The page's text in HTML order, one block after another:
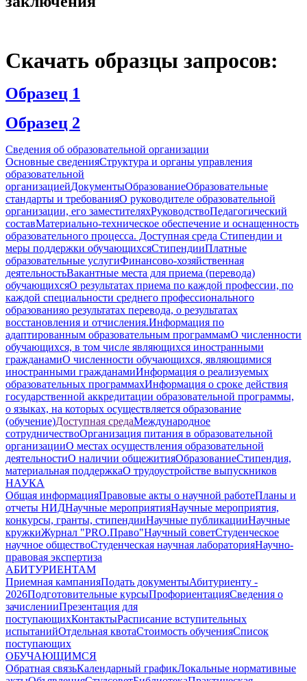
Скачать образцы запросов:
Образец 1
Образец 2
Сведения об образовательной организации
Основные сведенияСтруктура и органы управления
образовательной
организациейДокументыОбразованиеОбразовательные
стандарты и требованияО руководителе образовательной
организации, его заместителяхРуководствоПедагогический
составМатериально-техническое обеспечение и оснащенность
образовательного процесса. Доступная среда Стипендии и
меры поддержки обучающихсяСтипендииПлатные
образовательные услугиФинансово-хозяйственная
деятельностьВакантные места для приема (перевода)
обучающихсяО результатах приема по каждой профессии, по
каждой специальности среднего профессионального
образованияо результатах перевода, о результатах
восстановления и отчисления.Информация по
адаптированным образовательным программамО численности
обучающихся, в том числе являющихся иностранными
гражданамиО численности обучающихся, являющимися
иностранными гражданамиИнформация о реализуемых
образовательных программахИнформация о сроке действия
государственной аккредитации образовательной программы,
о языках, на которых осуществляется образование
(обучение)Доступная средаМеждународное
сотрудничествоОрганизация питания в образовательной
организацииО местах осуществления образовательной
деятельностиО наличии общежитияОбразованиеСтипендия,
материальная поддержкаО трудоустройстве выпускников
НАУКА
Общая информацияПравовые акты о научной работеПланы и
отчеты НИДНаучные мероприятияНаучные мероприятия,
конкурсы, гранты, стипендииНаучные публикацииНаучные
кружкиЖурнал "PRO.Право"Научный советСтуденческое
научное обществоСтуденческая научная лабораторияНаучно-
правовая экспертиза
АБИТУРИЕНТАМ
Приемная кампанияПодать документыАбитуриенту -
2026Подготовительные курсыПрофориентацияСведения о
зачисленииПрезентация для
поступающихКонтактыРасписание вступительных
испытанийОтдельная квотаСтоимость обученияCписок
поступающих
ОБУЧАЮЩИМСЯ
Обратная связьКалендарный графикЛокальные нормативные